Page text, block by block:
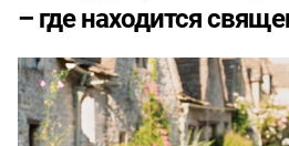
– где находится